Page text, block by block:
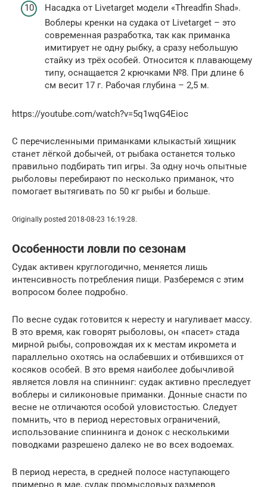
Насадка от Livetarget модели «Threadfin Shad».
Воблеры кренки на судака от Livetarget – это
современная разработка, так как приманка
имитирует не одну рыбку, а сразу небольшую
стайку из трёх особей. Относится к плавающему
типу, оснащается 2 крючками №8. При длине 6
см весит 17 г. Рабочая глубина – 2,5 м.
https://youtube.com/watch?v=5q1wqG4Eioc
С перечисленными приманками клыкастый хищник
станет лёгкой добычей, от рыбака останется только
правильно подбирать тип игры. За одну ночь опытные
рыболовы перебирают по несколько приманок, что
помогает вытягивать по 50 кг рыбы и больше.
Originally posted 2018-08-23 16:19:28.
Особенности ловли по сезонам
Судак активен круглогодично, меняется лишь
интенсивность потребления пищи. Разберемся с этим
вопросом более подробно.
По весне судак готовится к нересту и нагуливает массу.
В это время, как говорят рыболовы, он «пасет» стада
мирной рыбы, сопровождая их к местам икромета и
параллельно охотясь на ослабевших и отбившихся от
косяков особей. В это время наиболее добычливой
является ловля на спиннинг: судак активно преследует
воблеры и силиконовые приманки. Донные снасти по
весне не отличаются особой уловистостью. Следует
помнить, что в период нерестовых ограничений,
использование спиннинга и донок с несколькими
поводками разрешено далеко не во всех водоемах.
В период нереста, в средней полосе наступающего
примерно в мае, судак промысловых размеров